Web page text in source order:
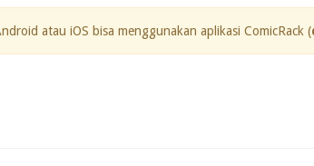
atau iOS bisa menggunakan aplikasi ComicRack (